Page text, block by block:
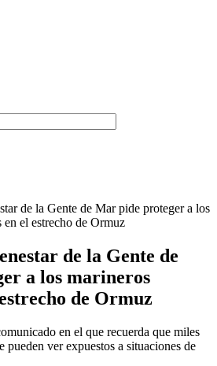
de la Gente de Mar pide proteger a los
en el estrecho de Ormuz
de la Gente de
a los marineros
de Ormuz
en el que recuerda que miles
pueden ver expuestos a situaciones de